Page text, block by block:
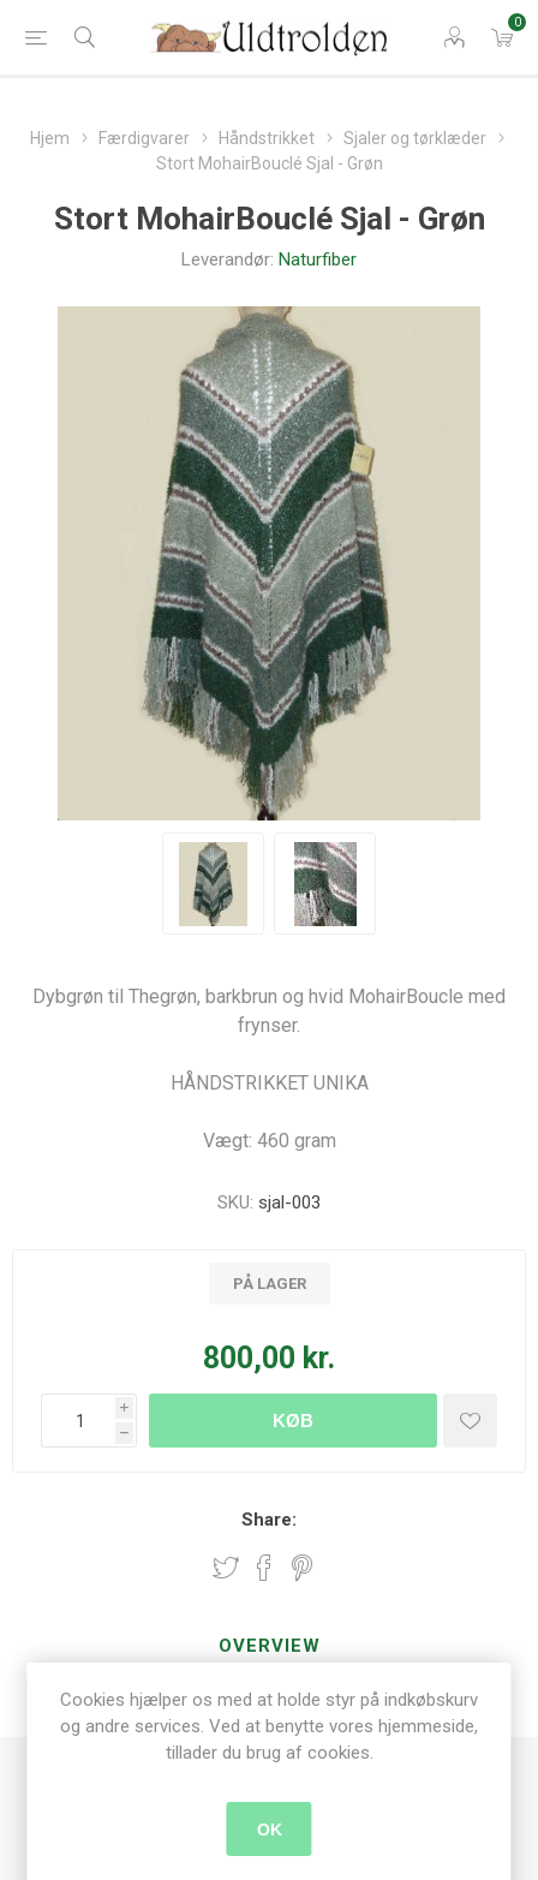
0
Hjem Færdigvarer Håndstrikket
Sjaler og tørklæder
Stort MohairBouclé Sjal - Grøn
Stort MohairBouclé Sjal - Grøn
Leverandør: Naturfiber
Dybgrøn til Thegrøn, barkbrun og hvid MohairBoucle med
frynser.
HÅNDSTRIKKET UNIKA
Vægt: 460 gram
SKU: sjal-003
PÅ LAGER
800,00 kr.
i
h
KØB
Share:
OVERVIEW
SPECIFICATIONS
Håndstrikket MohairBouclé Sjal - Unika
Bredde u/frynser: 226 cm
Cookies hjælper os med at holde styr på indkøbskurv
og andre services. Ved at benytte vores hjemmeside,
tillader du brug af cookies.
OK